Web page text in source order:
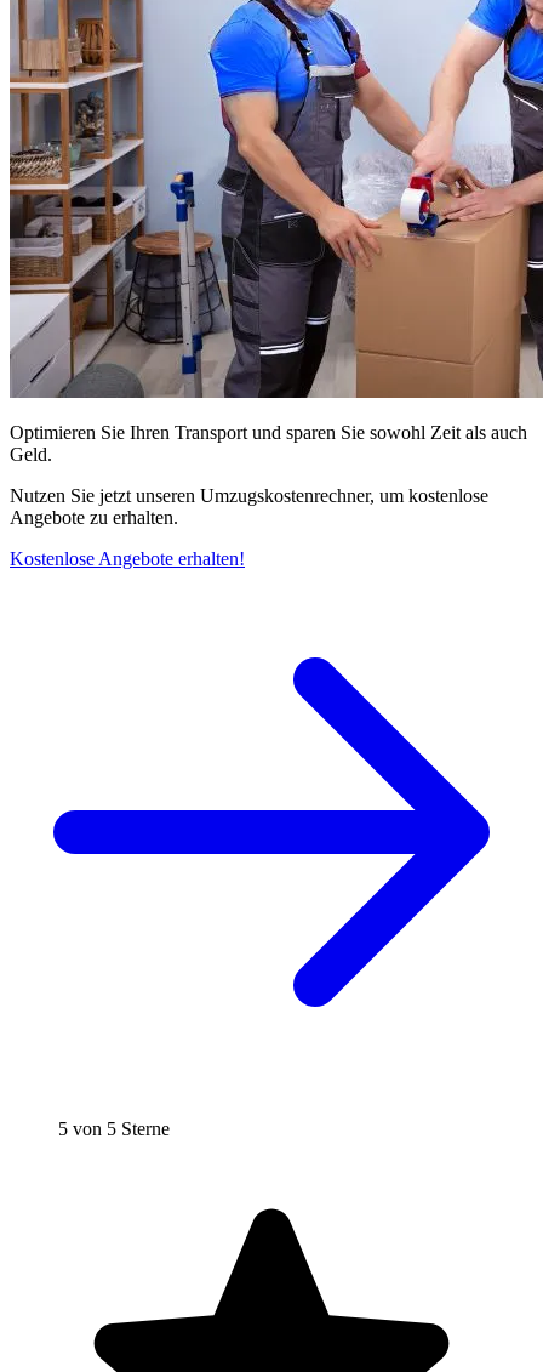
Optimieren Sie Ihren Transport und sparen Sie sowohl Zeit als auch
Geld.
Nutzen Sie jetzt unseren Umzugskostenrechner, um kostenlose
Angebote zu erhalten.
Kostenlose Angebote erhalten!
5 von 5 Sterne